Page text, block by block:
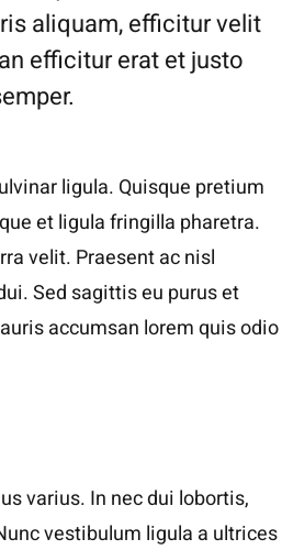
aliquam, efficitur velit
efficitur erat et justo
ligula. Quisque pretium
et ligula fringilla pharetra.
velit. Praesent ac nisl
Sed sagittis eu purus et
accumsan lorem quis odio
varius. In nec dui lobortis,
vestibulum ligula a ultrices